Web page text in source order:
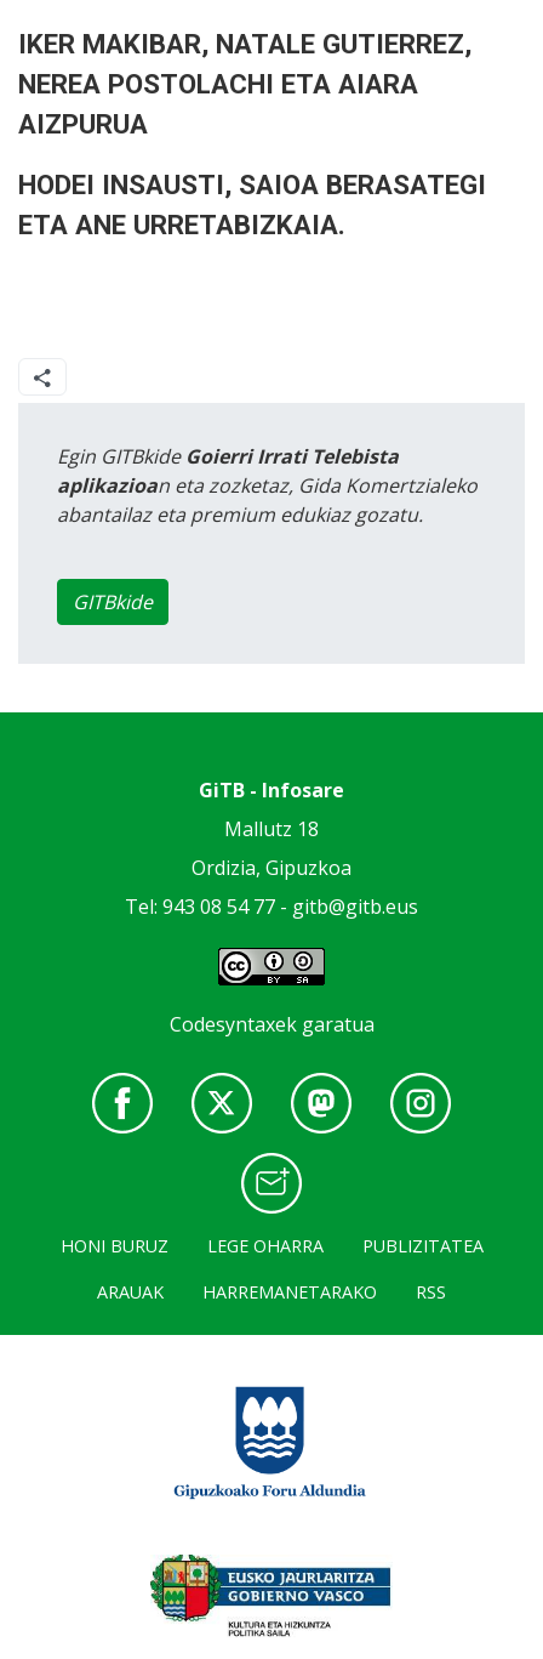
IKER MAKIBAR, NATALE GUTIERREZ,
NEREA POSTOLACHI ETA AIARA
AIZPURUA
HODEI INSAUSTI, SAIOA BERASATEGI
ETA ANE URRETABIZKAIA.
Egin GITBkide Goierri Irrati Telebista
aplikazioan eta zozketaz, Gida Komertzialeko
abantailaz eta premium edukiaz gozatu.
GITBkide
GiTB - Infosare
Mallutz 18
Ordizia, Gipuzkoa
Tel: 943 08 54 77 - gitb@gitb.eus
Codesyntaxek garatua
HONI BURUZ LEGE OHARRA
PUBLIZITATEA
ARAUAK
HARREMANETARAKO RSS